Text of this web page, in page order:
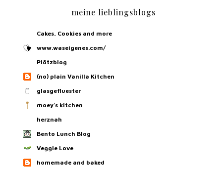
meine lieblingsblogs
Cakes, Cookies and more
www.waseigenes.com/
Plötzblog
(no) plain Vanilla Kitchen
glasgefluester
moey's kitchen
herznah
Bento Lunch Blog
Veggie Love
homemade and baked